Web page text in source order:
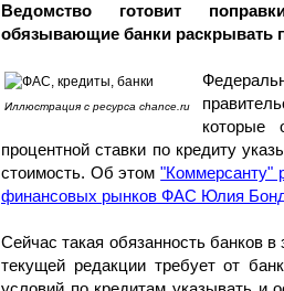
Ведомство готовит
обязывающие банки раскрывать
Иллюстрация с ресурса chance.ru
которые
процентной ставки по кредиту
стоимость. Об этом"Коммерсанту"
финансовых рынков ФАС Юлия
Сейчас такая обязанность банков
текущей редакции требует от